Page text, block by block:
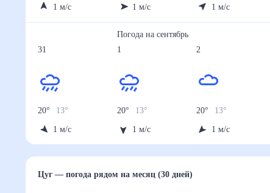
1 м/с
1 м/с
1 м/с
31
20° 13°
1 м/с
Погода насентябрь
1
20° 13°
1 м/с
2
20° 13°
1 м/с
Цуг — погода рядом на месяц (30 дней)